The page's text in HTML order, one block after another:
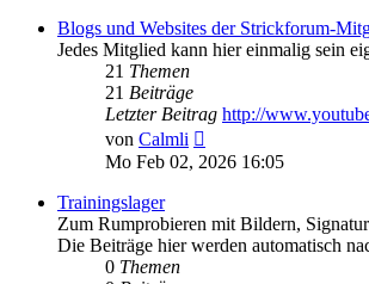
Blogs und Websites der Strickforum-
Jedes Mitglied kann hier einmalig sein
21 Themen
21 Beiträge
Letzter Beitrag http://
von Calmli
Beitrag
Mo Feb 02, 2026 16:05
Trainingslager
Zum Rumprobieren mit Bildern,
Die Beiträge hier werden automatisch
0 Themen